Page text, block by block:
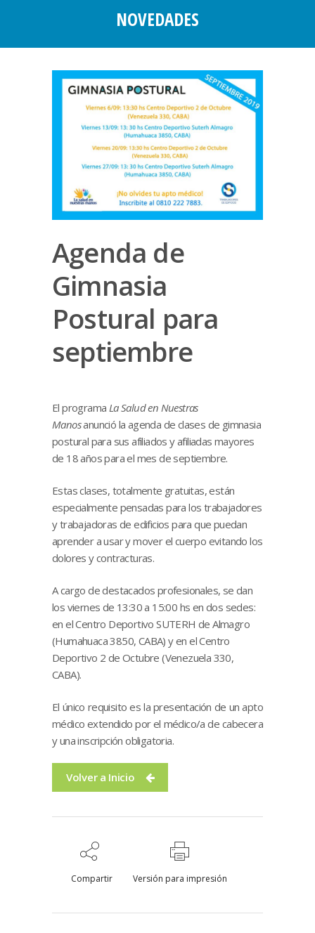
NOVEDADES
Agenda de
Gimnasia
Postural para
septiembre
El programa La Salud en Nuestras
Manosanunció la agenda de clases de gimnasia
postural para sus afiliados y afiliadas mayores
de 18 años para el mes de septiembre.
Estas clases, totalmente gratuitas, están
especialmente pensadas para los trabajadores
y trabajadoras de edificios para que puedan
aprender a usar y mover el cuerpo evitando los
dolores y contracturas.
A cargo de destacados profesionales, se dan
los viernes de 13:30 a 15:00 hs en dos sedes:
en el Centro Deportivo SUTERH de Almagro
(Humahuaca 3850, CABA) y en el Centro
Deportivo 2 de Octubre (Venezuela 330,
CABA).
El único requisito es la presentación de un apto
médico extendido por el médico/a de cabecera
y una inscripción obligatoria.
Volver a Inicio
Compartir Versión para impresión